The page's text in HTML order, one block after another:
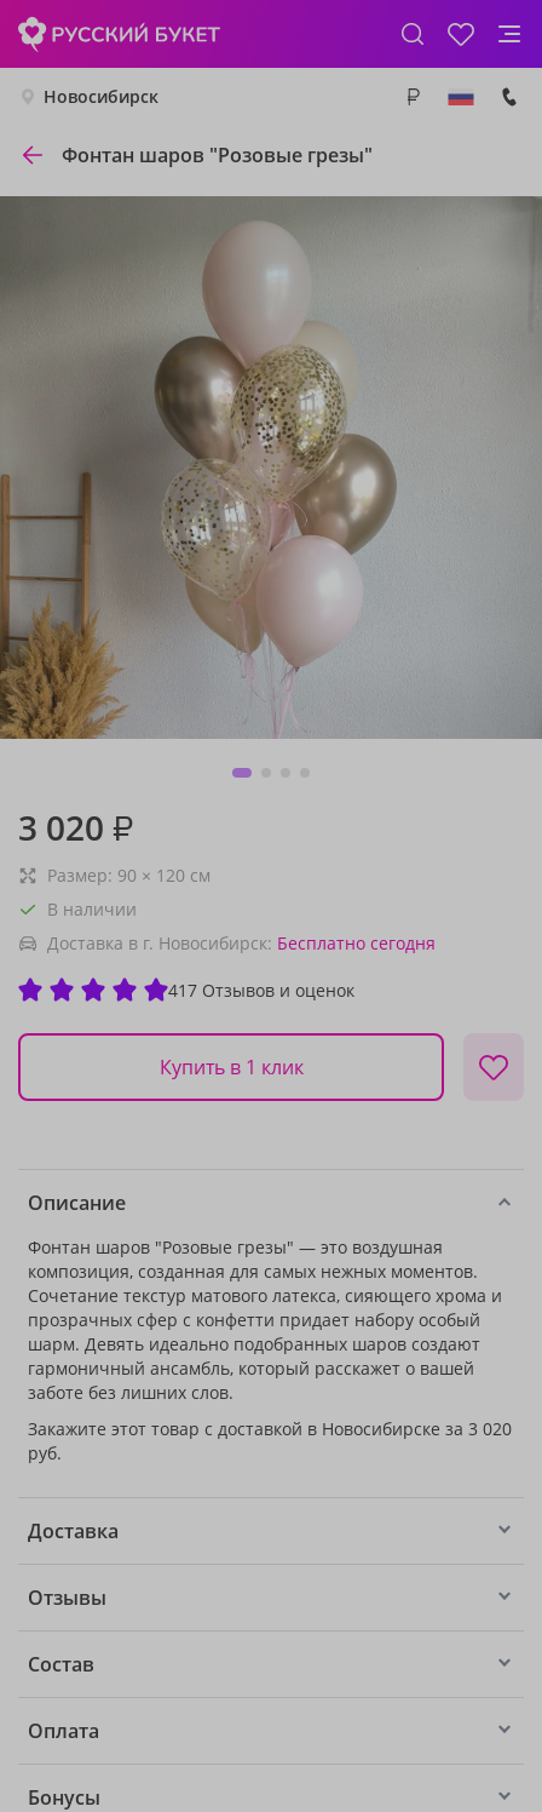
Новосибирск
Фонтан шаров "Розовые грезы"
3 020 ₽
Размер: 90 × 120 см
В наличии
Доставка в г. Новосибирск: Бесплатно сегодня
417 Отзывов и оценок
Купить в 1 клик
Описание
Фонтан шаров "Розовые грезы" — это воздушная
композиция, созданная для самых нежных моментов.
Сочетание текстур матового латекса, сияющего хрома и
прозрачных сфер с конфетти придает набору особый
шарм. Девять идеально подобранных шаров создают
гармоничный ансамбль, который расскажет о вашей
заботе без лишних слов.
Закажите этот товар с доставкой в Новосибирске за 3 020
руб.
Доставка
Отзывы
Состав
Оплата
Бонусы